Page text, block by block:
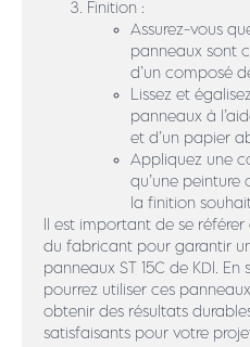
Finition :
Assurez-vous
panneaux sont
d’un composé
Lissez et
panneaux à
et d’un papier
Appliquez une
qu’une
la finition
Il est important de se
du fabricant pour garantir
panneaux ST 15C de KDI.
pourrez utiliser ces
obtenir des résultats
satisfaisants pour votre